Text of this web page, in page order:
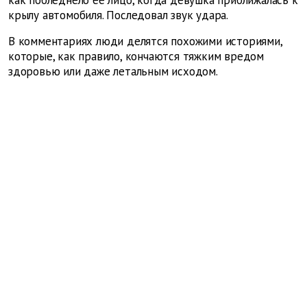
крылу автомобиля. Последовал звук удара.
В комментариях люди делятся похожими историями,
которые, как правило, кончаются тяжким вредом
здоровью или даже летальным исходом.